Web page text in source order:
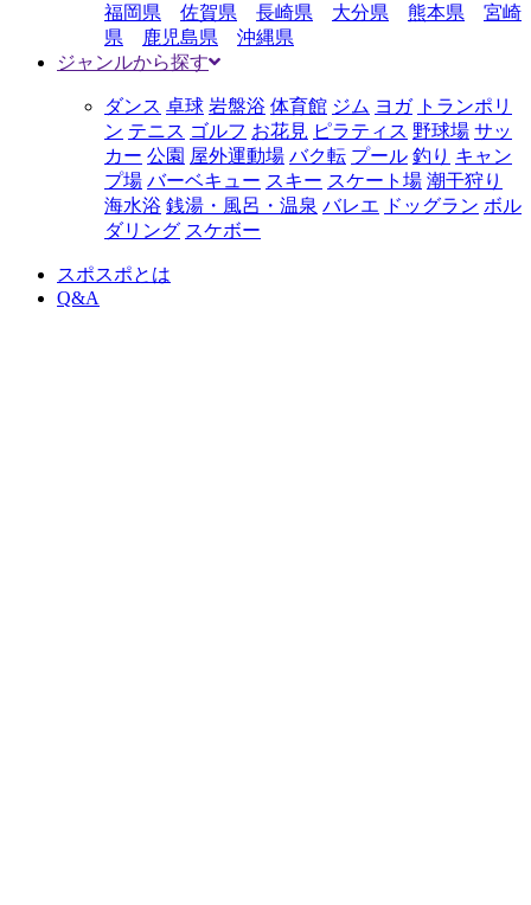
福岡県 佐賀県 長崎県 大分県 熊本県
宮崎
県
鹿児島県
沖縄県
ジャンルから探す
ダンス 卓球 岩盤浴 体育館 ジム ヨガ トランポリ
ン テニス ゴルフ お花見 ピラティス 野球場 サッ
カー 公園 屋外運動場 バク転 プール 釣り キャン
プ場 バーベキュー スキー スケート場 潮干狩り
海水浴 銭湯・風呂・温泉 バレエ ドッグラン ボル
ダリング スケボー
スポスポとは
Q&A